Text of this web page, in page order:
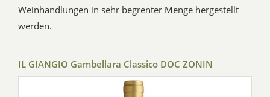
Weinhandlungen in sehr begrenter Menge hergestellt
werden.
IL GIANGIO Gambellara Classico DOC ZONIN